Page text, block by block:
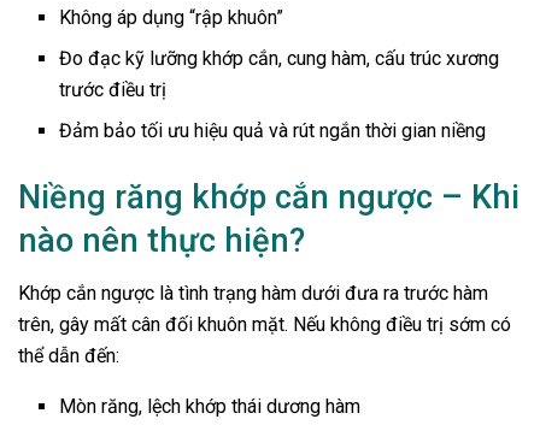
Không áp dụng “rập khuôn”
Đo đạc kỹ lưỡng khớp cắn, cung hàm, cấu trúc xương
trước điều trị
Đảm bảo tối ưu hiệu quả và rút ngắn thời gian niềng
Niềng răng khớp cắn ngược – Khi
nào nên thực hiện?
Khớp cắn ngược là tình trạng hàm dưới đưa ra trước hàm
trên, gây mất cân đối khuôn mặt. Nếu không điều trị sớm có
thể dẫn đến:
Mòn răng, lệch khớp thái dương hàm